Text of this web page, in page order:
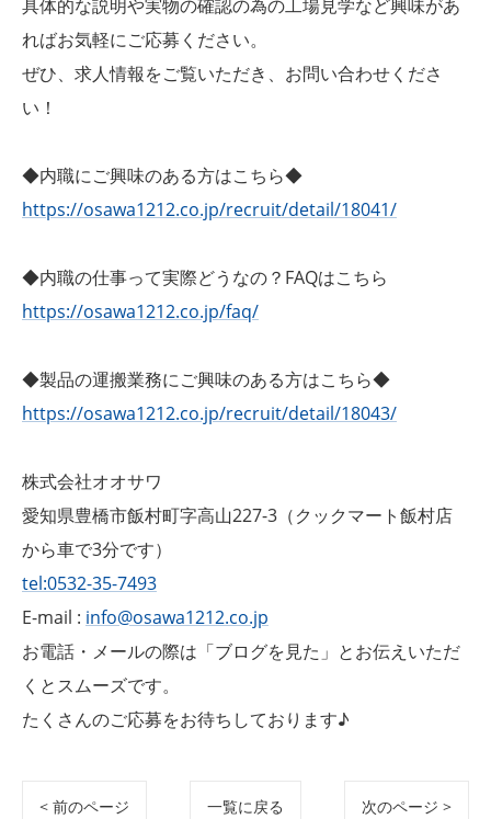
具体的な説明や実物の確認の為の工場見学など興味があ
ればお気軽にご応募ください。
ぜひ、求人情報をご覧いただき、お問い合わせくださ
い！
◆内職にご興味のある方はこちら◆
https://osawa1212.co.jp/recruit/detail/18041/
◆内職の仕事って実際どうなの？FAQはこちら
https://osawa1212.co.jp/faq/
◆製品の運搬業務にご興味のある方はこちら◆
https://osawa1212.co.jp/recruit/detail/18043/
株式会社オオサワ
愛知県豊橋市飯村町字高山227-3（クックマート飯村店
から車で3分です）
tel:0532-35-7493
E-mail : info@osawa1212.co.jp
お電話・メールの際は「ブログを見た」とお伝えいただ
くとスムーズです。
たくさんのご応募をお待ちしております♪
< 前のページ 一覧に戻る 次のページ >